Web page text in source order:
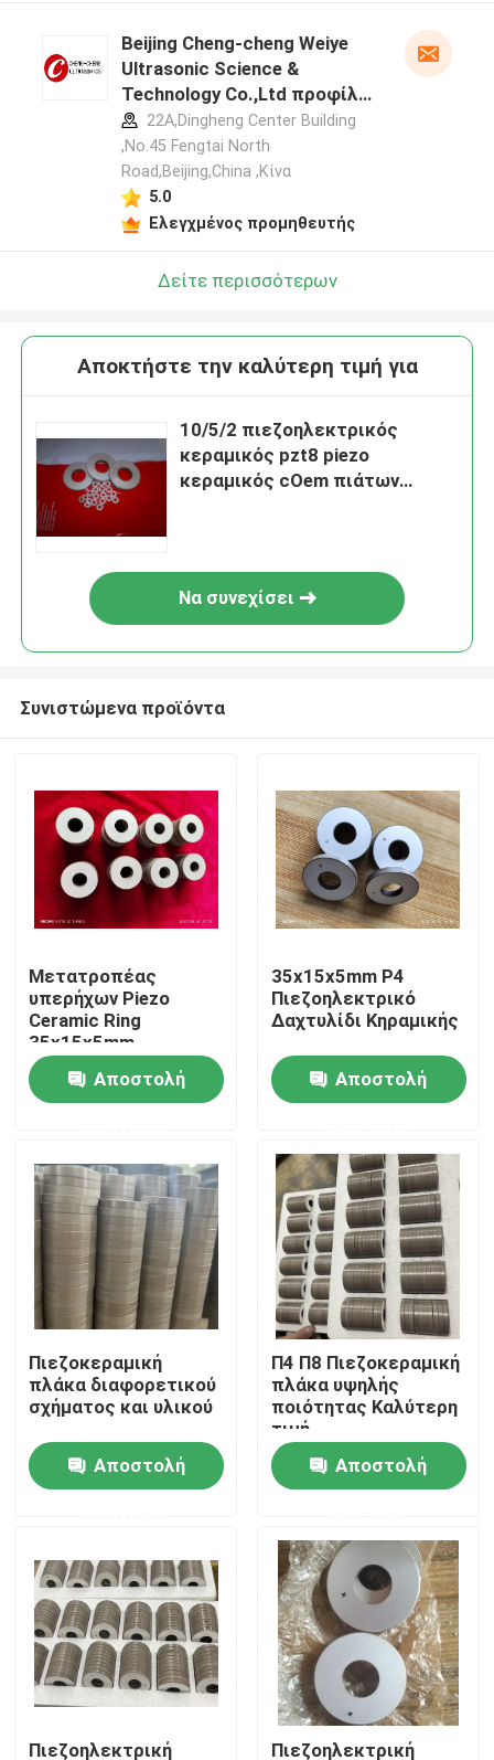
Προϊόντα
Περίπου εμείς
Γύρος εργοστασίων
Ποιοτικός έλεγχος
Μας ελάτε σε επαφή με
υπερήχων καθαρισμού μετατροπέα
υπερήχων μορφοτροπέα υψηλής ισχύος
Πολυ υπερηχητικός μετατροπέας συχνότητας
Beijing Cheng-cheng Weiye
Ultrasonic Science &
Technology Co.,Ltd προφίλ
κατασκευαστή
22A,Dingheng Center Building
,No.45 Fengtai North
Road,Beijing,China ,Κίνα
5.0
Ελεγχμένος προμηθευτής
Δείτε περισσότερων
Αποκτήστε την καλύτερη τιμή για
10/5/2 πιεζοηλεκτρικός
κεραμικός pzt8 piezo
κεραμικός cOem πιάτων
Να συνεχίσει
Συνιστώμενα προϊόντα
Μετατροπέας
υπερήχων Piezo
Ceramic Ring
35x15x5mm
Αποστολή
35x15x5mm P4
Πιεζοηλεκτρικό
Δαχτυλίδι Κηραμικής
Αποστολή
Πιεζοκεραμική
πλάκα διαφορετικού
σχήματος και υλικού
Αποστολή
Π4 Π8 Πιεζοκεραμική
πλάκα υψηλής
ποιότητας Καλύτερη
τιμή
Αποστολή
Πιεζοηλεκτρική Πιεζοηλεκτρική